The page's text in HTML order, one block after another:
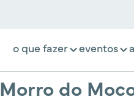
o que fazer eventos
Morro do